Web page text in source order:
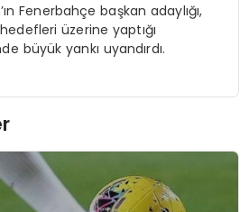
Fenerbahçe başkan adaylığı,
üzerine yaptığı
büyük yankı uyandırdı.